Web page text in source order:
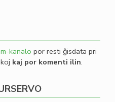
kanalo por resti ĝisdata pri
kaj por komenti ilin.